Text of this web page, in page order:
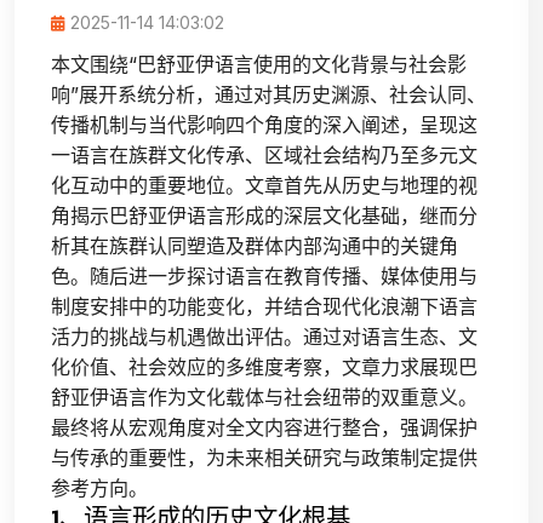
2025-11-14 14:03:02
本文围绕“巴舒亚伊语言使用的文化背景与社会影
响”展开系统分析，通过对其历史渊源、社会认同、
传播机制与当代影响四个角度的深入阐述，呈现这
一语言在族群文化传承、区域社会结构乃至多元文
化互动中的重要地位。文章首先从历史与地理的视
角揭示巴舒亚伊语言形成的深层文化基础，继而分
析其在族群认同塑造及群体内部沟通中的关键角
色。随后进一步探讨语言在教育传播、媒体使用与
制度安排中的功能变化，并结合现代化浪潮下语言
活力的挑战与机遇做出评估。通过对语言生态、文
化价值、社会效应的多维度考察，文章力求展现巴
舒亚伊语言作为文化载体与社会纽带的双重意义。
最终将从宏观角度对全文内容进行整合，强调保护
与传承的重要性，为未来相关研究与政策制定提供
参考方向。